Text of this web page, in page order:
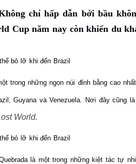
chỉ hấp dẫn bởi bầu
Cup năm nay còn khiến du
trong những ngọn núi đỉnh bằng cao
Guyana và Venezuela. Nơi đây cũng
World.
là một trong những kiệt tác tự